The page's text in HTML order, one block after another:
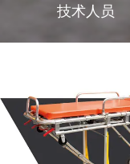
技术人员